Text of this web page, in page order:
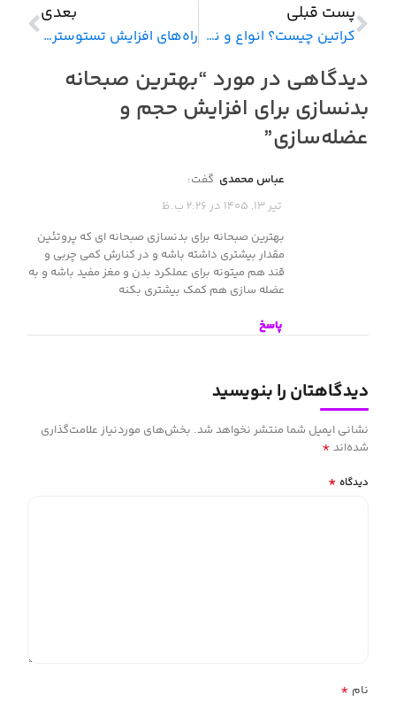
پست قبلی
کراتین چیست؟ انواع و نحوه استفاده
بعدی
راه‌های افزایش تستوسترون در مردان
دیدگاهی در مورد “بهترین صبحانه
بدنسازی برای افزایش حجم و
عضله‌سازی”
عباس محمدی گفت:
تیر 13, 1405 در 2:26 ب.ظ
بهترین صبحانه برای بدنسازی صبحانه ای که پروتئین
مقدار بیشتری داشته باشه و در کنارش کمی چربی و
قند هم میتونه برای عملکرد بدن و مغز مفید باشه و به
عضله سازی هم کمک بیشتری بکنه
پاسخ
دیدگاهتان را بنویسید
نشانی ایمیل شما منتشر نخواهد شد. بخش‌های موردنیاز علامت‌گذاری
شده‌اند *
دیدگاه *
نام *